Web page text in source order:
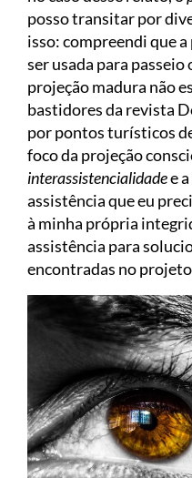
posso transitar por
isso: compreendi que
ser usada para
projeção madura não
bastidores da revista
por pontos turísticos
foco da projeção
interassistencialidadee
assistência que eu
à minha própria
assistência para
encontradas no